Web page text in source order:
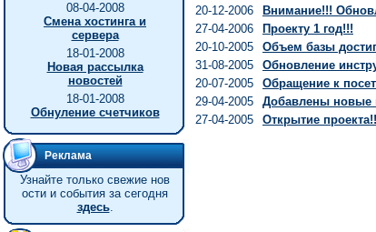
08-04-2008
Смена хостинга и
сервера
18-01-2008
Новая рассылка
новостей
18-01-2008
Обнуление счетчиков
Реклама
Узнайте только свежие нов
ости и события за сегодня
здесь.
20-12-2006
Внимание!!!
27-04-2006
Проекту 1 год!!!
20-10-2005
Объем базы достиг
31-08-2005
Обновление
20-07-2005
Обращение к
29-04-2005
Добавлены новые
27-04-2005
Открытие